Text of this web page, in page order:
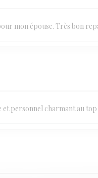
mon épouse. Très bon
personnel charmant au top